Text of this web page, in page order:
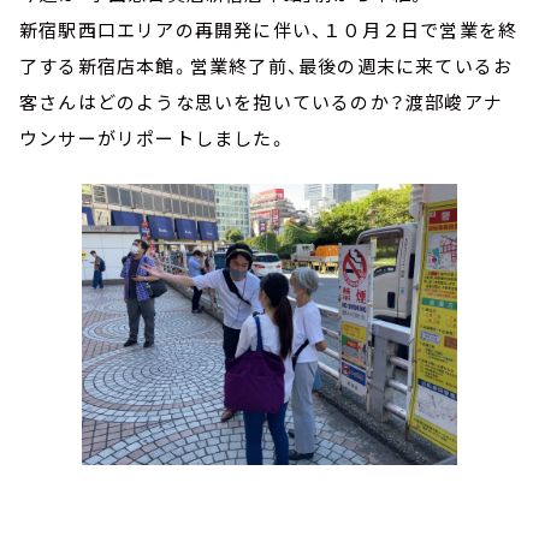
新宿駅西口エリアの再開発に伴い、１０月２日で営業を終
了する新宿店本館。営業終了前、最後の週末に来ているお
客さんはどのような思いを抱いているのか？渡部峻アナ
ウンサーがリポートしました。